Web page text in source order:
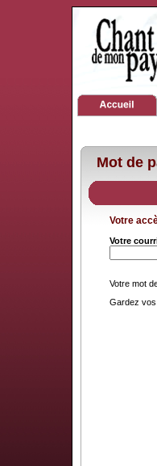
Mot de
Votre
Votre
Votre mot
Gardez vos